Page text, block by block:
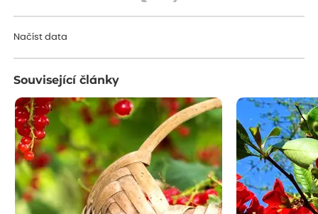
Načíst data
Související články